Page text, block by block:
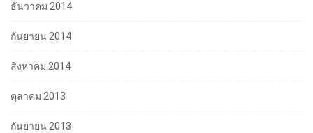
ธันวาคม 2014
กันยายน 2014
สิงหาคม 2014
ตุลาคม 2013
กันยายน 2013